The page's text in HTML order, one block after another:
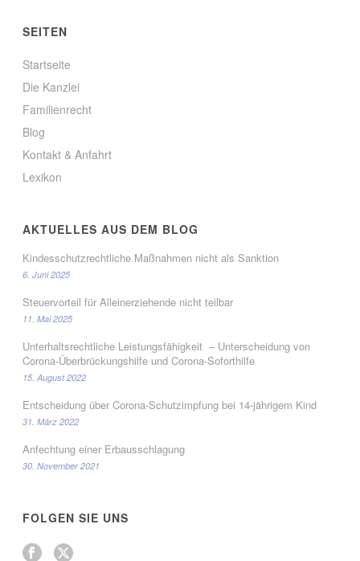
SEITEN
Startseite
Die Kanzlei
Familienrecht
Blog
Kontakt & Anfahrt
Lexikon
AKTUELLES AUS DEM BLOG
Kindesschutzrechtliche Maßnahmen nicht als Sanktion
6. Juni 2025
Steuervorteil für Alleinerziehende nicht teilbar
11. Mai 2025
Unterhaltsrechtliche Leistungsfähigkeit – Unterscheidung von
Corona-Überbrückungshilfe und Corona-Soforthilfe
15. August 2022
Entscheidung über Corona-Schutzimpfung bei 14-jährigem Kind
31. März 2022
Anfechtung einer Erbausschlagung
30. November 2021
FOLGEN SIE UNS